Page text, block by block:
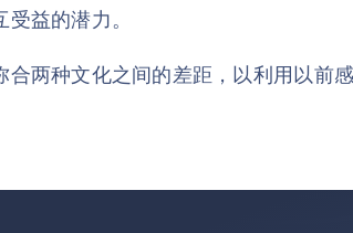
益的潜力。
两种文化之间的差距，以利用以前